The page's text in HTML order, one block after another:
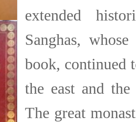
extended
Sanghas,
book, continued
the east and
The great